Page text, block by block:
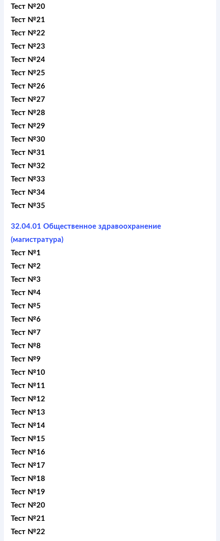
Тест №20
Тест №21
Тест №22
Тест №23
Тест №24
Тест №25
Тест №26
Тест №27
Тест №28
Тест №29
Тест №30
Тест №31
Тест №32
Тест №33
Тест №34
Тест №35
32.04.01 Общественное здравоохранение
(магистратура)
Тест №1
Тест №2
Тест №3
Тест №4
Тест №5
Тест №6
Тест №7
Тест №8
Тест №9
Тест №10
Тест №11
Тест №12
Тест №13
Тест №14
Тест №15
Тест №16
Тест №17
Тест №18
Тест №19
Тест №20
Тест №21
Тест №22